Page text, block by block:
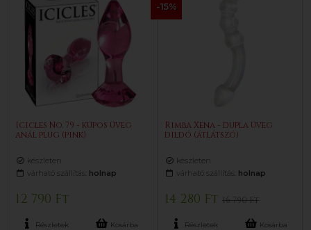
Icicles No. 79 - kúpos üveg
anál plug (pink)
készleten
várható szállítás: holnap
12 790 Ft
Részletek Kosárba
-15%
Rimba Xena - dupla üveg
dildó (átlátszó)
készleten
várható szállítás: holnap
14 280 Ft16 790 Ft
Részletek Kosárba